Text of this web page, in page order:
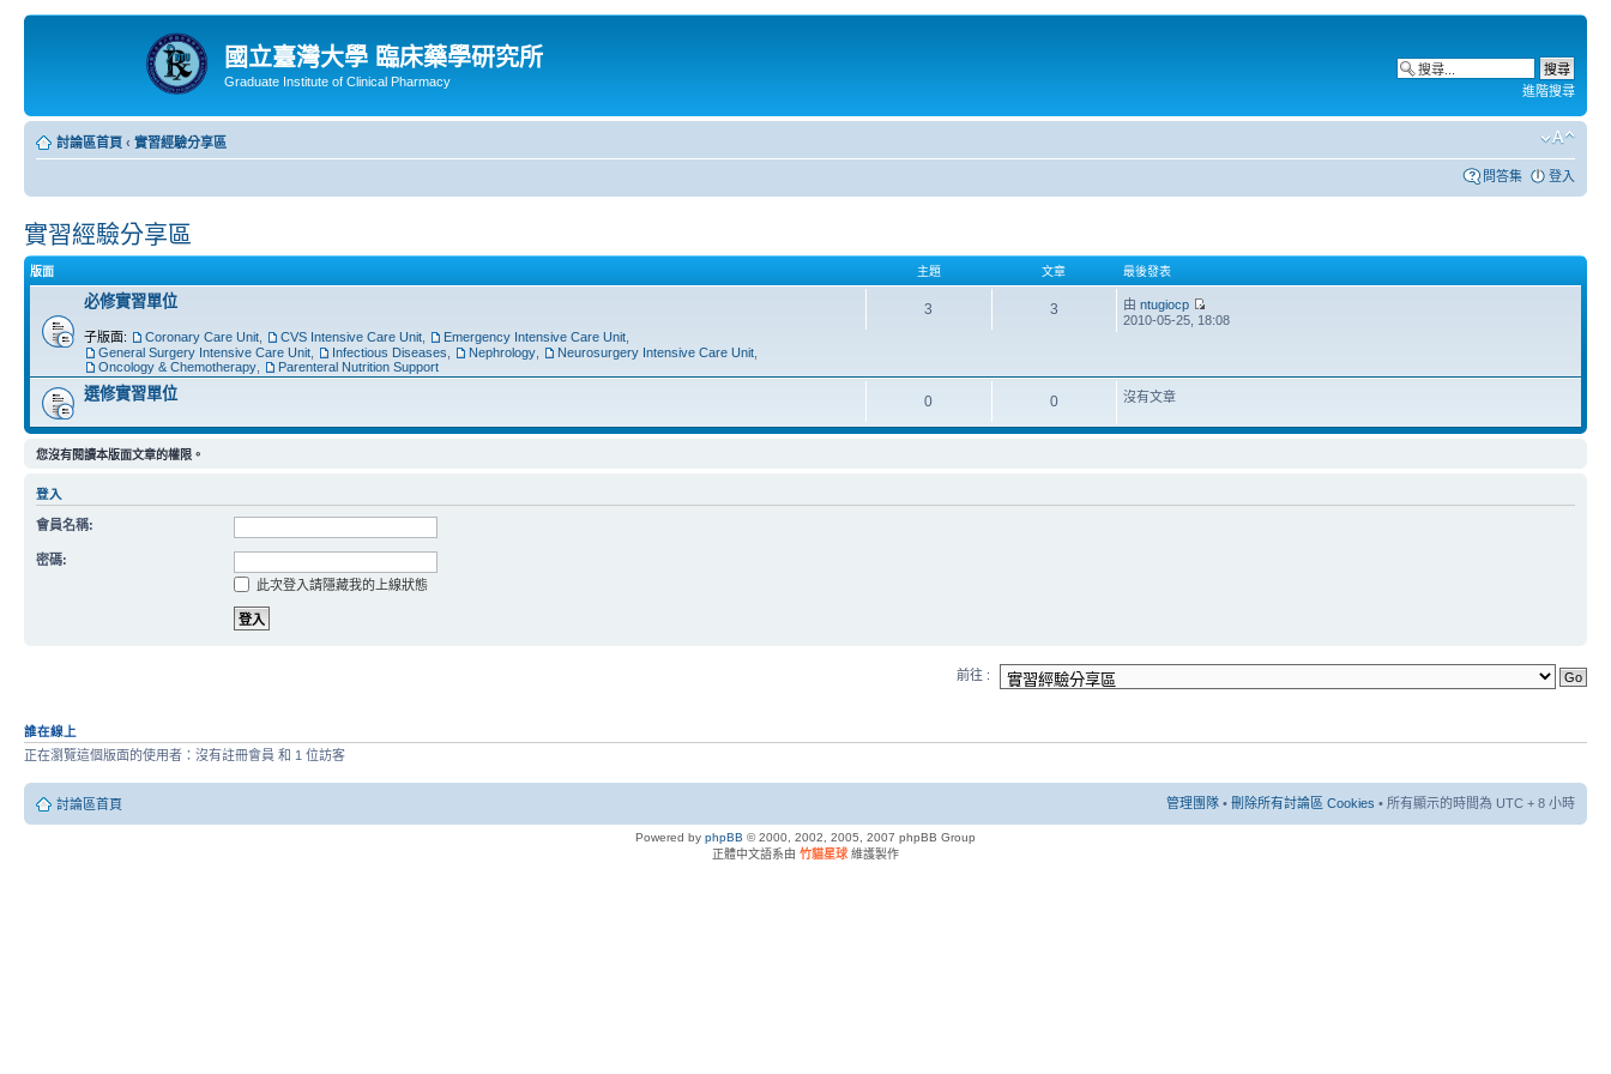
國立臺灣大學 臨床藥學研究所
Graduate Institute of Clinical Pharmacy
進階搜尋
討論區首頁 ‹ 實習經驗分享區
問答集 登入
實習經驗分享區
版面 主題 文章 最後發表
必修實習單位
子版面: Coronary Care Unit CVS Intensive Care Unit Emergency Intensive Care Unit
General Surgery Intensive Care Unit
Infectious Diseases Nephrology Neurosurgery Intensive Care Unit
Oncology & Chemotherapy
Parenteral Nutrition Support
3 3 由ntugiocp
2010-05-25, 18:08
選修實習單位 0 0 沒有文章
您沒有閱讀本版面文章的權限。
登入
會員名稱:
密碼:
此次登入請隱藏我的上線狀態
前往 :
誰在線上
正在瀏覽這個版面的使用者：沒有註冊會員 和 1 位訪客
討論區首頁 管理團隊 • 刪除所有討論區 Cookies • 所有顯示的時間為 UTC + 8 小時
Powered by phpBB © 2000, 2002, 2005, 2007 phpBB Group
正體中文語系由 竹貓星球 維護製作